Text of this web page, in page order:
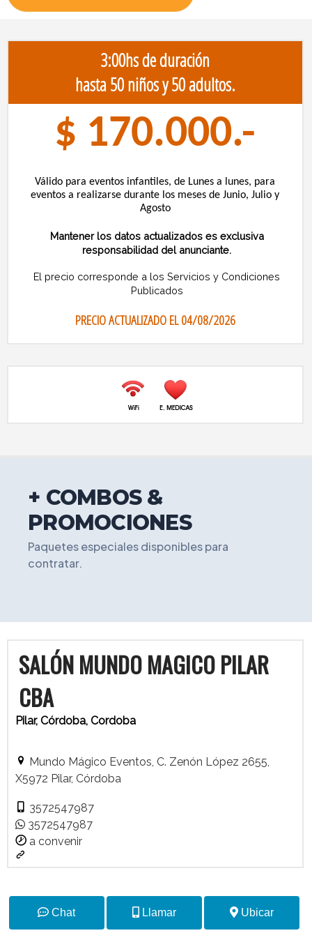
3:00hs de duración
hasta 50 niños y 50 adultos.
$ 170.000.-
Válido para eventos infantiles, de Lunes a lunes, para
eventos a realizarse durante los meses de Junio, Julio y
Agosto
Mantener los datos actualizados es exclusiva
responsabilidad del anunciante.
El precio corresponde a los Servicios y Condiciones
Publicados
PRECIO ACTUALIZADO EL 04/08/2026
+ COMBOS &
PROMOCIONES
Paquetes especiales disponibles para
contratar.
SALÓN MUNDO MAGICO PILAR
CBA
Pilar, Córdoba, Cordoba
Mundo Mágico Eventos, C. Zenón López 2655,
X5972 Pilar, Córdoba
3572547987
3572547987
a convenir
Chat Llamar Ubicar